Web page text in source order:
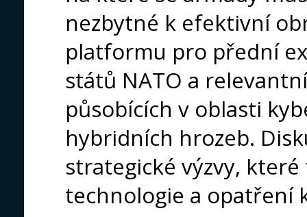
nezbytné k efektivní
platformu pro přední
států NATO a
působících v oblasti
hybridních hrozeb.
strategické výzvy,
technologie a opatření